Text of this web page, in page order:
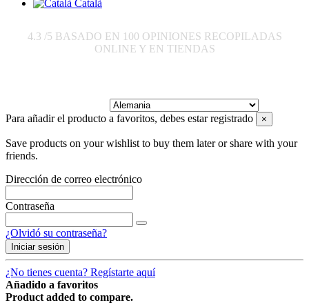
Català
4.3 /5 BASADO EN 100 OPINIONES RECOPILADAS
ONLINE Y EN TIENDAS
Para añadir el producto a favoritos, debes estar registrado ×
Save products on your wishlist to buy them later or share with your
friends.
Dirección de correo electrónico
Contraseña
¿Olvidó su contraseña?
Iniciar sesión
¿No tienes cuenta? Regístarte aquí
Añadido a favoritos
Product added to compare.